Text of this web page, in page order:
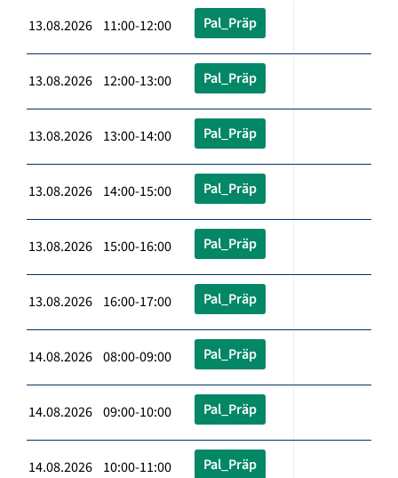
13.08.2026 11:00-12:00 Pal_Präp
13.08.2026 12:00-13:00 Pal_Präp
13.08.2026 13:00-14:00 Pal_Präp
13.08.2026 14:00-15:00 Pal_Präp
13.08.2026 15:00-16:00 Pal_Präp
13.08.2026 16:00-17:00 Pal_Präp
14.08.2026 08:00-09:00 Pal_Präp
14.08.2026 09:00-10:00 Pal_Präp
14.08.2026 10:00-11:00 Pal_Präp